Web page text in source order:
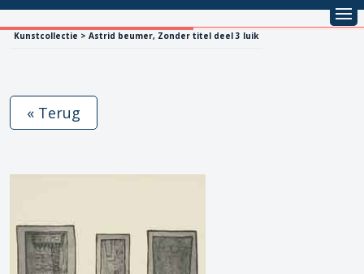
Kunstcollectie > Astrid beumer, Zonder titel deel 3 luik
« Terug